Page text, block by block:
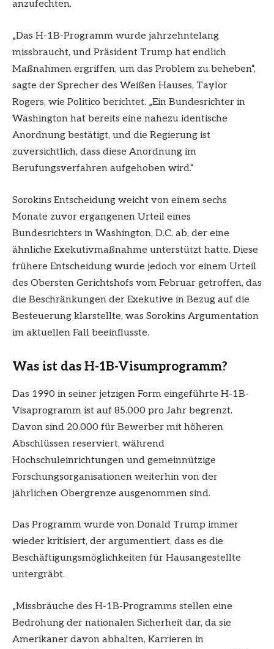
anzufechten.
„Das H-1B-Programm wurde jahrzehntelang
missbraucht, und Präsident Trump hat endlich
Maßnahmen ergriffen, um das Problem zu beheben“,
sagte der Sprecher des Weißen Hauses, Taylor
Rogers, wie Politico berichtet. „Ein Bundesrichter in
Washington hat bereits eine nahezu identische
Anordnung bestätigt, und die Regierung ist
zuversichtlich, dass diese Anordnung im
Berufungsverfahren aufgehoben wird.“
Sorokins Entscheidung weicht von einem sechs
Monate zuvor ergangenen Urteil eines
Bundesrichters in Washington, D.C. ab, der eine
ähnliche Exekutivmaßnahme unterstützt hatte. Diese
frühere Entscheidung wurde jedoch vor einem Urteil
des Obersten Gerichtshofs vom Februar getroffen, das
die Beschränkungen der Exekutive in Bezug auf die
Besteuerung klarstellte, was Sorokins Argumentation
im aktuellen Fall beeinflusste.
Was ist das H-1B-Visumprogramm?
Das 1990 in seiner jetzigen Form eingeführte H-1B-
Visaprogramm ist auf 85.000 pro Jahr begrenzt.
Davon sind 20.000 für Bewerber mit höheren
Abschlüssen reserviert, während
Hochschuleinrichtungen und gemeinnützige
Forschungsorganisationen weiterhin von der
jährlichen Obergrenze ausgenommen sind.
Das Programm wurde von Donald Trump immer
wieder kritisiert, der argumentiert, dass es die
Beschäftigungsmöglichkeiten für Hausangestellte
untergräbt.
„Missbräuche des H-1B-Programms stellen eine
Bedrohung der nationalen Sicherheit dar, da sie
Amerikaner davon abhalten, Karrieren in